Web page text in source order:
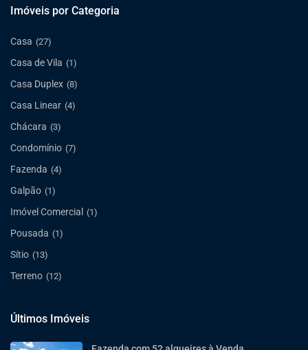
Imóveis por Categoria
Casa (27)
Casa de Vila (1)
Casa Duplex (8)
Casa Linear (4)
Chácara (3)
Condomínio (7)
Fazenda (4)
Galpão (1)
Imóvel Comercial (1)
Pousada (1)
Sítio (13)
Terreno (12)
Últimos Imóveis